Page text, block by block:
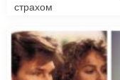
страхом